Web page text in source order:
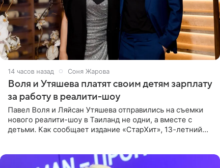
14 часов назад Соня Жарова
Воля и Утяшева платят своим детям зарплату
за работу в реалити-шоу
Павел Воля и Ляйсан Утяшева отправились на съемки
нового реалити-шоу в Таиланд не одни, а вместе с
детьми. Как сообщает издание «СтарХит», 13-летний